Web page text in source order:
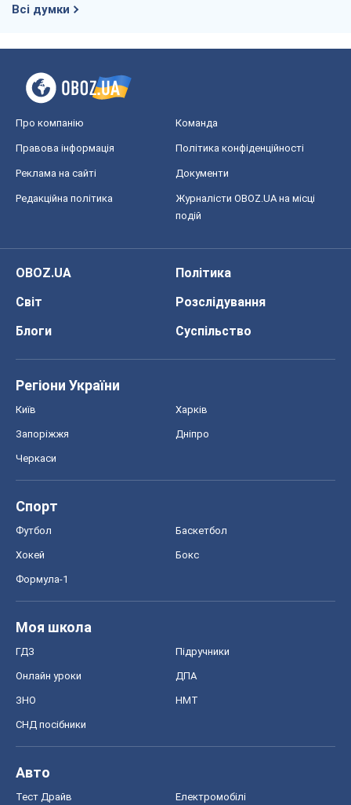
Всі думки
Про компанію Команда
Правова інформація Політика конфіденційності
Реклама на сайті Документи
Редакційна політика
Журналісти OBOZ.UA на місці
подій
OBOZ.UA
Політика
Світ
Розслідування
Блоги
Суспільство
Регіони України
Київ Харків
Запоріжжя Дніпро
Черкаси
Спорт
Футбол Баскетбол
Хокей Бокс
Формула-1
Моя школа
ГДЗ Підручники
Онлайн уроки ДПА
ЗНО НМТ
СНД посібники
Авто
Тест Драйв Електромобілі